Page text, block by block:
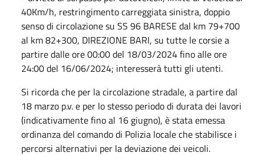
40Km/h, restringimento carreggiata sinistra, doppio
senso di circolazione su SS 96 BARESE dal km 79+700
al km 82+300, DIREZIONE BARI, su tutte le corsie a
partire dalle ore 00:00 del 18/03/2024 fino alle ore
24:00 del 16/06/2024; interesserà tutti gli utenti.
Si ricorda che per la circolazione stradale, a partire dal
18 marzo p.v. e per lo stesso periodo di durata dei lavori
(indicativamente fino al 16 giugno), è stata emessa
ordinanza del comando di Polizia locale che stabilisce i
percorsi alternativi per la deviazione dei veicoli.